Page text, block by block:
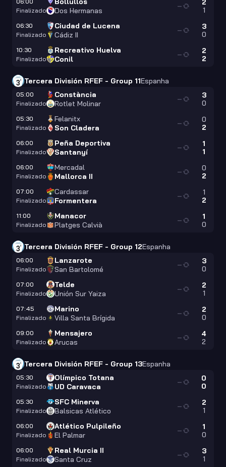
Finalizado
Dos Hermanas
2
1
—
06:30
Finalizado
Ciudad de Lucena
Cádiz II
3
0
—
10:30
Finalizado
Recreativo Huelva
Conil
2
2
—
Tercera División RFEF - Group 11Espanha
05:00
Finalizado
Constància
Rotlet Molinar
3
0
—
05:30
Finalizado
Felanitx
Son Cladera
0
2
—
06:00
Finalizado
Peña Deportiva
Santanyí
1
1
—
06:00
Finalizado
Mercadal
Mallorca II
0
2
—
07:00
Finalizado
Cardassar
Formentera
1
2
—
11:00
Finalizado
Manacor
Platges Calvià
1
0
—
Tercera División RFEF - Group 12Espanha
06:00
Finalizado
Lanzarote
San Bartolomé
3
0
—
07:00
Finalizado
Telde
Unión Sur Yaiza
2
1
—
07:45
Finalizado
Marino
Villa Santa Brígida
2
0
—
09:00
Finalizado
Mensajero
Arucas
4
2
—
Tercera División RFEF - Group 13Espanha
05:30
Finalizado
Olímpico Totana
UD Caravaca
0
0
—
05:30
Finalizado
SFC Minerva
Balsicas Atlético
2
1
—
06:00
Finalizado
Atlético Pulpileño
El Palmar
1
0
—
06:00
Finalizado
Real Murcia II
Santa Cruz
3
1
—